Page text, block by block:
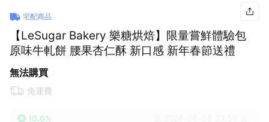
宅配商品
【LeSugar Bakery 樂糖烘焙】限量嘗鮮體驗包
原味牛軋餅 腰果杏仁酥 新口感 新年春節送禮
無法購買
免運費
10.0%